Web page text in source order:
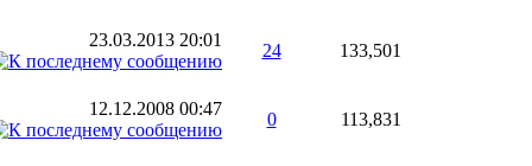
23.03.2013 20:01
24 133,501
12.12.2008 00:47
0 113,831